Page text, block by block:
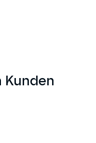
Kunden